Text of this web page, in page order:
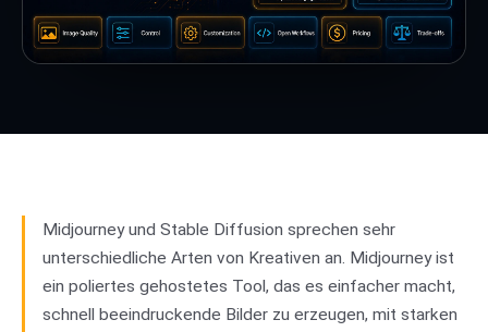
Midjourney und Stable Diffusion sprechen sehr
unterschiedliche Arten von Kreativen an. Midjourney ist
ein poliertes gehostetes Tool, das es einfacher macht,
schnell beeindruckende Bilder zu erzeugen, mit starken